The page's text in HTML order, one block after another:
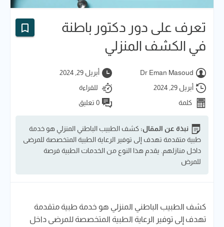
تعرف على دور دكتور باطنة
في الكشف المنزلي
Dr Eman Masoud
أبريل 29, 2024
أبريل 29, 2024
للقراءة
كلمة
0 تعليق
نبذة عن المقال: كشف الطبيب الباطني المنزلي هو خدمة
طبية متقدمة تهدف إلى توفير الرعاية الطبية المتخصصة للمرضى
داخل منازلهم. يقدم هذا النوع من الخدمات الطبية فرصة
للمرض
كشف الطبيب الباطني المنزلي هو خدمة طبية متقدمة
تهدف إلى توفير الرعاية الطبية المتخصصة للمرضى داخل